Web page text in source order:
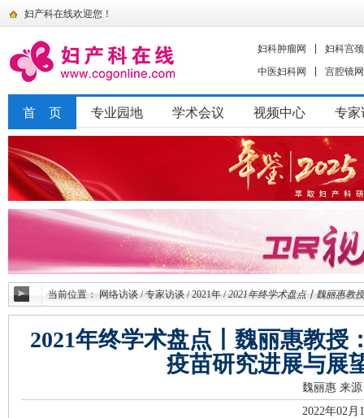
妇产科在线欢迎您！
妇科肿瘤网
妇科宫
中医妇科网
宫腔镜网
首 页 专业园地 学术会议 视频中心 专家
当前位置：网络访谈 / 专家访谈 / 2021年 / 2021年终学术盘点丨魏丽惠教
2021年终学术盘点丨魏丽惠教授
疫苗研究进展与展
魏丽惠 来
2022年02月